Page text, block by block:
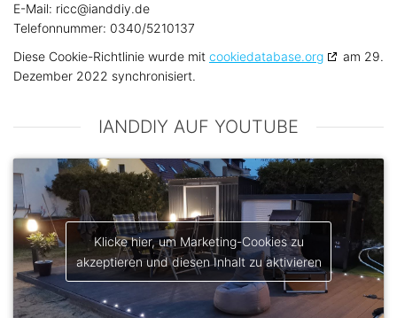
E-Mail: ricc@ianddiy.de
Telefonnummer: 0340/5210137
Diese Cookie-Richtlinie wurde mit cookiedatabase.org
am 29.
Dezember 2022 synchronisiert.
IANDDIY AUF YOUTUBE
Klicke hier, um Marketing-Cookies zu
akzeptieren und diesen Inhalt zu aktivieren